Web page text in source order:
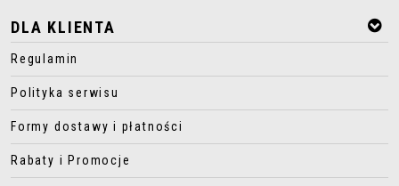
DLA KLIENTA
Regulamin
Polityka serwisu
Formy dostawy i płatności
Rabaty i Promocje